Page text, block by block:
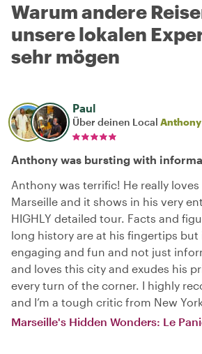
Warum andere
unsere lokalen
sehr mögen
Paul
Über deinen Local Anthony
Anthony was bursting with
Anthony was terrific! He really
Marseille and it shows in his very
HIGHLY detailed tour. Facts and
long history are at his fingertips but
engaging and fun and not just
and loves this city and exudes his
every turn of the corner. I highly
and I’m a tough critic from New
Marseille's Hidden Wonders: Le